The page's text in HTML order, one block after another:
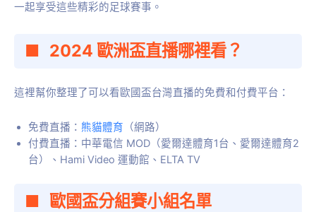
一起享受這些精彩的足球賽事。
2024 歐洲盃直播哪裡看？
這裡幫你整理了可以看歐國盃台灣直播的免費和付費平台：
免費直播： 熊貓體育 （網路）
付費直播：中華電信 MOD（愛爾達體育1台、愛爾達體育2
台）、Hami Video 運動館、ELTA TV
歐國盃分組賽小組名單